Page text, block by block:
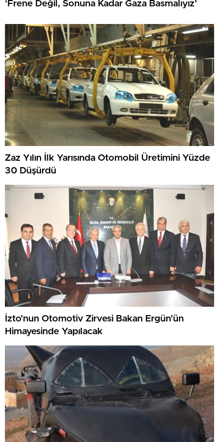
‘Frene Değil, Sonuna Kadar Gaza Basmalıyız’
Zaz Yılın İlk Yarısında Otomobil Üretimini Yüzde
30 Düşürdü
İzto’nun Otomotiv Zirvesi Bakan Ergün’ün
Himayesinde Yapılacak